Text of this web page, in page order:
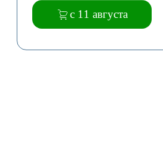
с 11 августа